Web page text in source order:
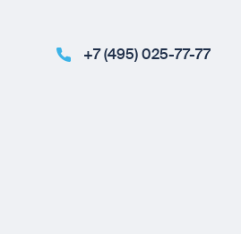
+7 (495) 025-77-77